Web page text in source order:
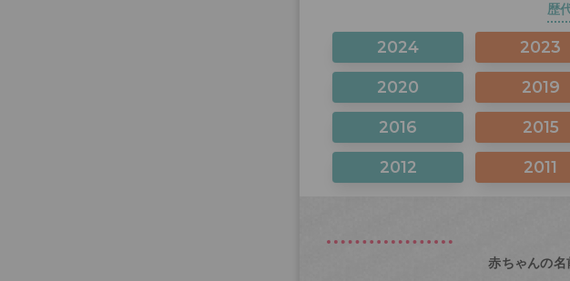
歴
2024 2023
2020 2019
2016 2015
2012 2011
赤ちゃんの名